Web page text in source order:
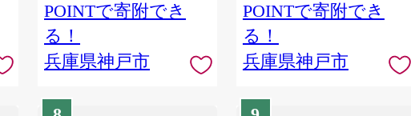
POINTで寄附でき
る！
兵庫県神戸市
POINTで寄附でき
る！
兵庫県神戸市